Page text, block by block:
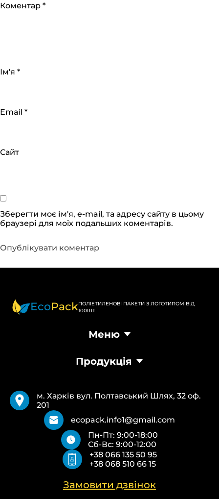
Коментар *
Ім'я *
Email *
Сайт
Зберегти моє ім'я, e-mail, та адресу сайту в цьому
браузері для моїх подальших коментарів.
EcoPackПОЛІЕТИЛЕНОВІ ПАКЕТИ З ЛОГОТИПОМ ВІД
100ШТ
Замовити дзвінок
Меню
Продукція
Pantone
Повернення та обмін
Про нас
Політика конфіденційності
Продукція
Кур’єрські пакети
Паперові пакети Бурі
Пакети Zip-Lock (Слайдер) з логотипом
Пакети банан ПВХ
Скотч з логотипом
Пакувальні пакети ПВТ, ПНТ
Еко сумки об’ємні
Еко сумки “Майка”
Еко сумки “Банан”
м. Харків вул. Полтавський Шлях, 32 оф.
201
ecopack.info1@gmail.com
Пн-Пт: 9:00-18:00
Сб-Вс: 9:00-12:00
+38 066 135 50 95
+38 068 510 66 15